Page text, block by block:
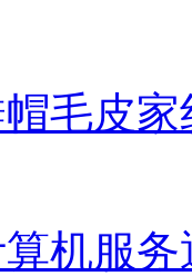
毛皮家
机服务